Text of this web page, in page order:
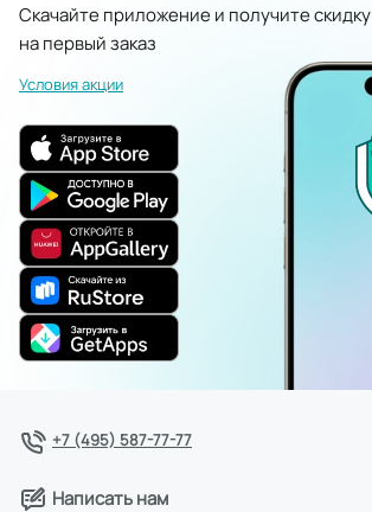
Скачайте приложение и получите скидку
на первый заказ
Условия акции
+7 (495) 587-77-77
Написать нам